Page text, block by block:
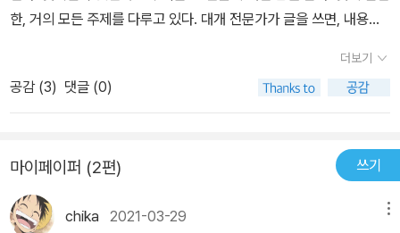
통 수십 미터나 수백 미터 떨어진 거리에서 시청하기 때문에 화소 하
방식 등 다양한 기술이 사용되어 왔다. 최근 유행하는 QLED 혹은 Q
미터 크기의 반도체를 일컫는 용어로서 레이저, 생물학적 센서, 태양
전지 등 다양한 응용 분야에서 활용되어 왔고 지금도 활발히 연구되
고 있다. 머지않은 미래에 양자점은 디스플레이의 화소에서 빛 방출
을 직접 담당하는 주연으로 올라설지도 모른다. 과학과 빛 빛에 대한
한, 거의 모든 주제를 다루고 있다. 대개 전문가가 글을 쓰면, 내용이
라는 질문에 대답하려고 책을 읽는 독자를 빛의 세계로 편안하게 이
끄는 그의 글솜씨가 빼어나다. 이 책은 4부로 나뉘어져 있다. 그러나
본문으로 들어가기 전, 머리말부터 심상치가 않다. 태양에서 지구까
서 빛이 누비고 다닐 우주를 이야기한다. 그러니 본문에서도 태양계
이야기가 잠시 나올 것이라는 건 추측해볼 수 있다.1부. 태초에 빛이
있었다.1부는 자연 그대로 빛의 모습을 잔잔하게 설명한다. 빛이 연출
더보기
공감 (3) 댓글 (0)
마이페이퍼 (2편) 쓰기
chika 2021-03-29